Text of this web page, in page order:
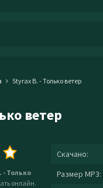
Styrax B. - Только ветер
ветер
- Только
онлайн.
Скачано:
Размер MP3: